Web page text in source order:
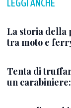
LEGGI ANCHE
La storia della
tra moto e
Tenta di
un